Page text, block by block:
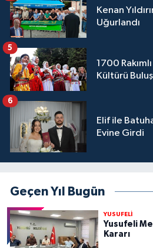
Kenan
Uğurlandı
1700
Kültürü
5
Elif ile
Evine Girdi
6
Geçen Yıl Bugün
YUSUFELİ
Yusufeli
Kararı